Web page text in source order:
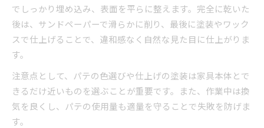
でしっかり埋め込み、表面を平らに整えます。完全に乾いた
後は、サンドペーパーで滑らかに削り、最後に塗装やワック
スで仕上げることで、違和感なく自然な見た目に仕上がりま
す。
注意点として、パテの色選びや仕上げの塗装は家具本体とで
きるだけ近いものを選ぶことが重要です。また、作業中は換
気を良くし、パテの使用量も適量を守ることで失敗を防げま
す。